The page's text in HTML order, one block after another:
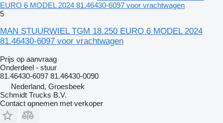
EURO 6 MODEL 2024 81.46430-6097 voor vrachtwagen
5
MAN STUURWIEL TGM 18.250 EURO 6 MODEL 2024
81.46430-6097 voor vrachtwagen
Prijs op aanvraag
Onderdeel - stuur
81.46430-6097 81.46430-0090
Nederland, Groesbeek
Schmidt Trucks B.V.
Contact opnemen met verkoper